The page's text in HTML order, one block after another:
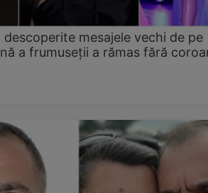
mesajele vechi de pe
a frumuseții a rămas fără